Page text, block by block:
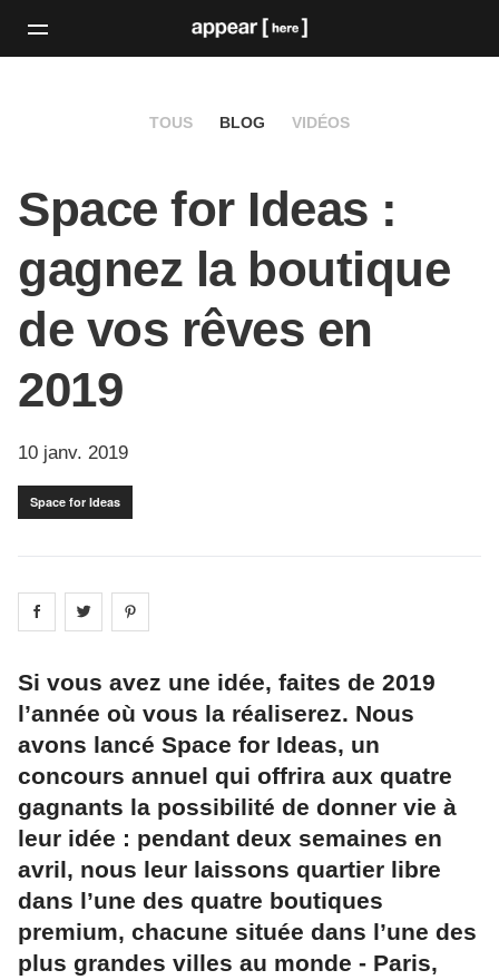
TOUS BLOG VIDÉOS
Space for Ideas :
gagnez la boutique
de vos rêves en
2019
10 janv. 2019
Space for Ideas
Share on facebook
Share on
Si vous avez une idée, faites de 2019
l’année où vous la réaliserez. Nous
avons lancé Space for Ideas, un
concours annuel qui offrira aux quatre
gagnants la possibilité de donner vie à
leur idée : pendant deux semaines en
avril, nous leur laissons quartier libre
dans l’une des quatre boutiques
premium, chacune située dans l’une des
plus grandes villes au monde - Paris,